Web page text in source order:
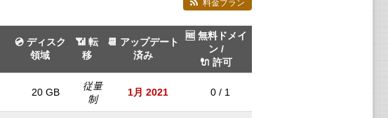
料金プラン
💿 ディスク
領域
📶 転
移
📆 アップデート
済み
🆓 無料ドメイ
ン /
🔌 許可
20 GB
従量
制
1月 2021 0 / 1